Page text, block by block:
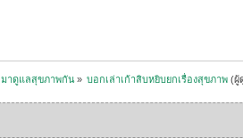
มาดูแลสุขภาพกัน» บอกเล่าเก้าสิบหยิบยกเรื่องสุขภาพ (ผู้